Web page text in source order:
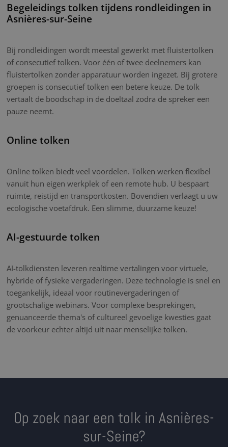
Begeleidings tolken tijdens rondleidingen in
Asnières-sur-Seine
Bij rondleidingen wordt meestal gewerkt met fluistertolken
of consecutief tolken. Voor één of twee deelnemers kan
fluistertolken zonder apparatuur worden ingezet. Bij grotere
groepen is consecutief tolken een betere keuze. De tolk
vertaalt de boodschap in de doeltaal zodra de spreker een
pauze neemt.
Online tolken
Online tolken biedt veel voordelen. Tolken werken flexibel
vanuit hun eigen werkplek of een remote hub. U bespaart
ruimte, reistijd en transportkosten. Bovendien verlaagt u uw
ecologische voetafdruk. Een slimme, duurzame keuze!
AI-gestuurde tolken
AI-tolkdiensten leveren realtime vertalingen voor virtuele,
hybride of fysieke vergaderingen. Deze technologie is snel en
toegankelijk, ideaal voor routinevergaderingen of
grootschalige webinars. Voor complexe besprekingen,
genuanceerde thema's of cultureel gevoelige kwesties gaat
de voorkeur echter altijd uit naar menselijke tolken.
Op zoek naar een tolk in Asnières-
sur-Seine?